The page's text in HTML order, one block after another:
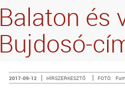
Balaton és
Bujdosó-
2017-09-12 | HÍRSZERKESZTŐ | FOTÓ: